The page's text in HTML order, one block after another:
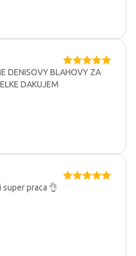
DENISOVY BLAHOVY ZA
DAKUJEM
praca 👌